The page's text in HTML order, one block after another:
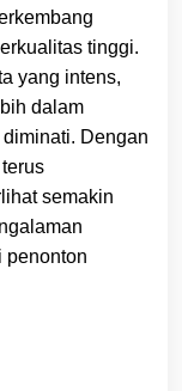
tinggi.
yang intens,
dalam
Dengan
semakin
penonton